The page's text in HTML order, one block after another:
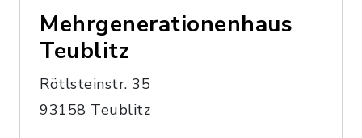
Mehrgenerationenhaus
Teublitz
Rötlsteinstr. 35
93158 Teublitz